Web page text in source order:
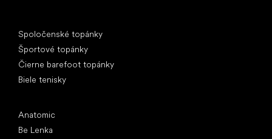
Spoločenské topánky
Športové topánky
Čierne barefoot topánky
Biele tenisky
Anatomic
Be Lenka